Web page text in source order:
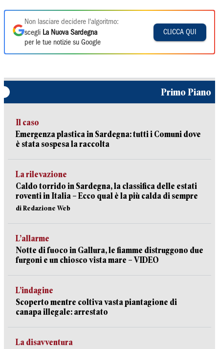
Non lasciare decidere l'algoritmo:
scegli La Nuova Sardegna
per le tue notizie su Google
CLICCA QUI
Primo Piano
Il caso
Emergenza plastica in Sardegna: tutti i Comuni dove
è stata sospesa la raccolta
La rilevazione
Caldo torrido in Sardegna, la classifica delle estati
roventi in Italia – Ecco qual è la più calda di sempre
di Redazione Web
L’allarme
Notte di fuoco in Gallura, le fiamme distruggono due
furgoni e un chiosco vista mare – VIDEO
L’indagine
Scoperto mentre coltiva vasta piantagione di
canapa illegale: arrestato
La disavventura